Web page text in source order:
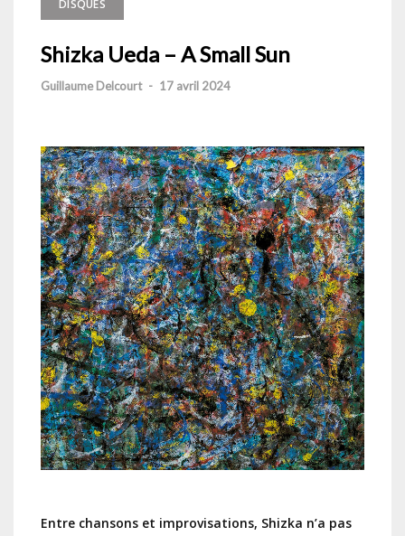
DISQUES
Shizka Ueda – A Small Sun
Guillaume Delcourt - 17 avril 2024
Entre chansons et improvisations, Shizka n’a pas